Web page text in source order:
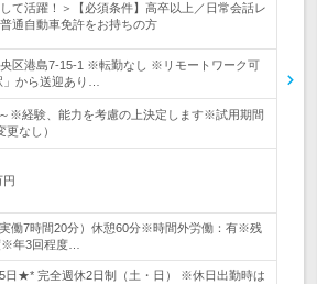
て活躍！＞【必須条件】高卒以上／日常会話レ
通自動車免許をお持ちの方
区港島7-15-1 ※転勤なし ※リモートワーク可
から送迎あり…
※経験、能力を考慮の上決定します※試用期間
なし）
円
働7時間20分）休憩60分※時間外労働：有※残
※年3回程度…
日★* 完全週休2日制（土・日） ※休日出勤時は